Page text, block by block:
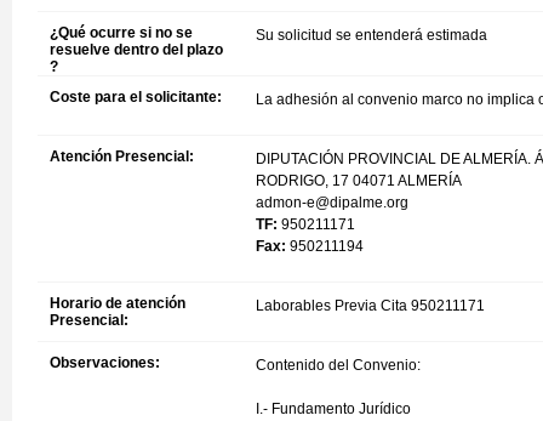
¿Qué ocurre si no se
resuelve dentro del plazo
?
Su solicitud se entenderá estimada
Coste para el solicitante: La adhesión al convenio marco no
Atención Presencial:
DIPUTACIÓN PROVINCIAL DE ALMERÍA.
RODRIGO, 17 04071 ALMERÍA
admon-e@dipalme.org
TF: 950211171
Fax: 950211194
Horario de atención
Presencial:
Laborables Previa Cita 950211171
Observaciones: Contenido del Convenio:
I.- Fundamento Jurídico